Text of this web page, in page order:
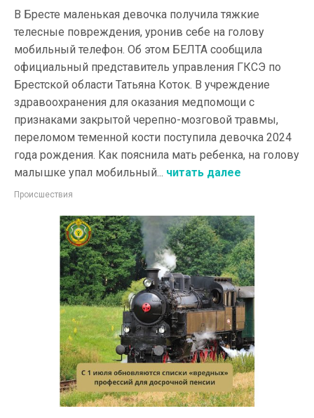
В Бресте маленькая девочка получила тяжкие
телесные повреждения, уронив себе на голову
мобильный телефон. Об этом БЕЛТА сообщила
официальный представитель управления ГКСЭ по
Брестской области Татьяна Коток. В учреждение
здравоохранения для оказания медпомощи с
признаками закрытой черепно-мозговой травмы,
переломом теменной кости поступила девочка 2024
года рождения. Как пояснила мать ребенка, на голову
малышке упал мобильный... читать далее
Происшествия